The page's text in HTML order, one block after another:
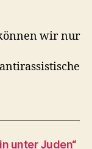
wir nur
unter Juden“